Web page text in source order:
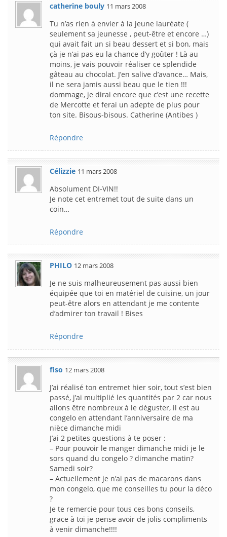
catherine bouly 11 mars 2008
Tu n’as rien à envier à la jeune lauréate (
seulement sa jeunesse , peut-être et encore …)
qui avait fait un si beau dessert et si bon, mais
çà je n’ai pas eu la chance d’y goûter ! Là au
moins, je vais pouvoir réaliser ce splendide
gâteau au chocolat. J’en salive d’avance… Mais,
il ne sera jamis aussi beau que le tien !!!
dommage, je dirai encore que c’est une recette
de Mercotte et ferai un adepte de plus pour
ton site. Bisous-bisous. Catherine (Antibes )
Répondre
Célizzie 11 mars 2008
Absolument DI-VIN!!
Je note cet entremet tout de suite dans un
coin…
Répondre
PHILO 12 mars 2008
Je ne suis malheureusement pas aussi bien
équipée que toi en matériel de cuisine, un jour
peut-être alors en attendant je me contente
d’admirer ton travail ! Bises
Répondre
fiso 12 mars 2008
J’ai réalisé ton entremet hier soir, tout s’est bien
passé, j’ai multiplié les quantités par 2 car nous
allons être nombreux à le déguster, il est au
congelo en attendant l’anniversaire de ma
nièce dimanche midi
J’ai 2 petites questions à te poser :
– Pour pouvoir le manger dimanche midi je le
sors quand du congelo ? dimanche matin?
Samedi soir?
– Actuellement je n’ai pas de macarons dans
mon congelo, que me conseilles tu pour la déco
?
Je te remercie pour tous ces bons conseils,
grace à toi je pense avoir de jolis compliments
à venir dimanche!!!!